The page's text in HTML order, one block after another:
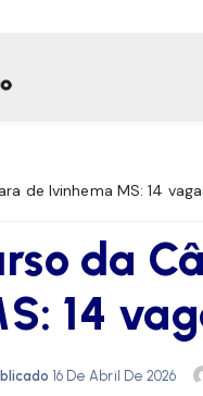
de Ivinhema MS: 14
da
14
16 De Abril De 2026